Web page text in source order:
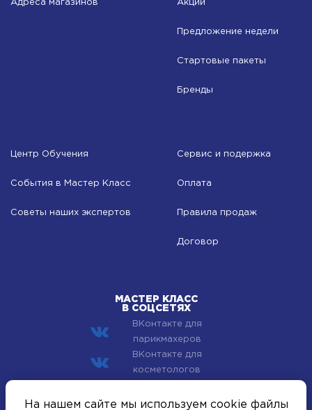
Адреса магазинов Акции
Предложение недели
Стартовые пакеты
Бренды
Центр Обучения
События в Мастер Класс
Советы наших экспертов
Сервис и подержка
Оплата
Правила продаж
Договор
МАСТЕР КЛАСС
В СОЦСЕТЯХ
ВКонтакте для
парикмахеров
ВКонтакте для
косметологов
© 2002–2026 Компания Мастер Класс - профессиональная
На нашем сайте мы используем cookie файлы